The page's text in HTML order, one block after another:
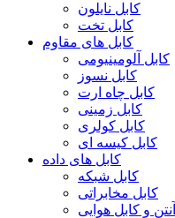
کابل نایلون
کابل تخت
کابل های مقاوم
کابل آلومینیومی
کابل نسوز
کابل چاه ارت
کابل زمینی
کابل کولری
کابل کیسه ای
کابل های داده
کابل شبکه
کابل مخابراتی
آنتن و کابل هوایی